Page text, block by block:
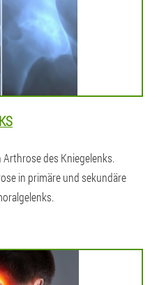
des Kniegelenks.
in primäre und sekundäre